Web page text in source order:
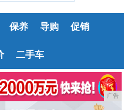
保养 导购 促销
二手车
广告